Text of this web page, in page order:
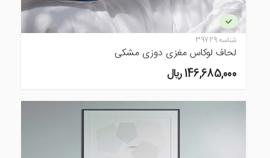
شناسه:39729
لحاف لوکاس مغزی دوزی مشکی
146,685,000 ريال